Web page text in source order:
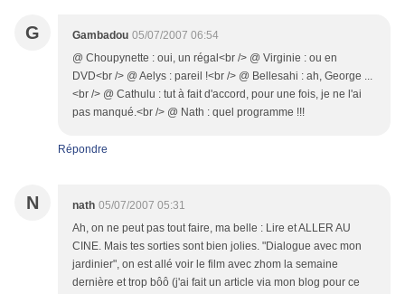
G Gambadou 05/07/2007 06:54
@ Choupynette : oui, un régal<br /> @ Virginie : ou en
DVD<br /> @ Aelys : pareil !<br /> @ Bellesahi : ah, George ...
<br /> @ Cathulu : tut à fait d'accord, pour une fois, je ne l'ai
pas manqué.<br /> @ Nath : quel programme !!!
Répondre
N nath 05/07/2007 05:31
Ah, on ne peut pas tout faire, ma belle : Lire et ALLER AU
CINE. Mais tes sorties sont bien jolies. "Dialogue avec mon
jardinier", on est allé voir le film avec zhom la semaine
dernière et trop bôô (j'ai fait un article via mon blog pour ce